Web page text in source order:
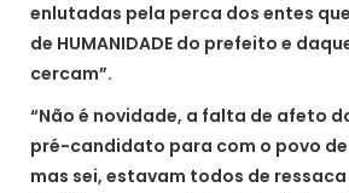
enlutadas pela perca dos entes
de HUMANIDADE do prefeito e
cercam”.
“Não é novidade, a falta de afeto
pré-candidato para com o povo de
mas sei, estavam todos de